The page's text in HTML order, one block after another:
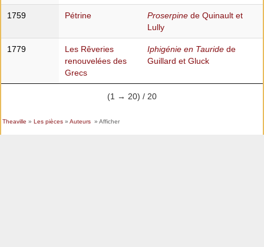
1759 Pétrine Proserpinede Quinault et
Lully
1779
Les Rêveries
renouvelées des
Grecs
Iphigénie en Tauridede
Guillard et Gluck
(1 → 20) / 20
Theaville » Les pièces» Auteurs » Afficher